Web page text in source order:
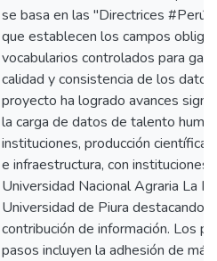
se basa en las "Directrices
que establecen los campos
vocabularios controlados para
calidad y consistencia de los
proyecto ha logrado avances
la carga de datos de talento
instituciones, producción
e infraestructura, con instituciones
Universidad Nacional Agraria La
Universidad de Piura destacando
contribución de información. Los
pasos incluyen la adhesión de más